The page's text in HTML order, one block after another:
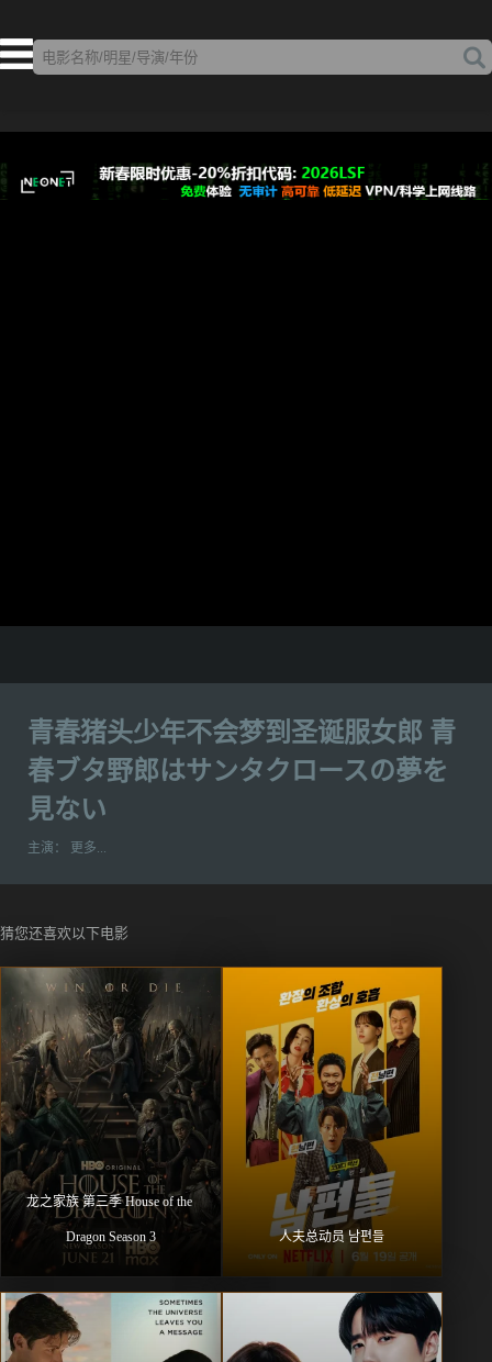
青春猪头少年不会梦到圣诞服女郎 青
春ブタ野郎はサンタクロースの夢を
見ない
主演： 更多...
猜您还喜欢以下电影
龙之家族 第三季 House of the
Dragon Season 3 人夫总动员 남편들